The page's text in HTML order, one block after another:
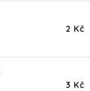
2 Kč
3 Kč